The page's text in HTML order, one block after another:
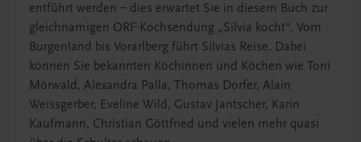
entführt werden – dies erwartet Sie in diesem Buch zur
gleichnamigen ORF-Kochsendung „Silvia kocht“. Vom
Burgenland bis Vorarlberg führt Silvias Reise. Dabei
können Sie bekannten Köchinnen und Köchen wie Toni
Mörwald, Alexandra Palla, Thomas Dorfer, Alain
Weissgerber, Eveline Wild, Gustav Jantscher, Karin
Kaufmann, Christian Göttfried und vielen mehr quasi